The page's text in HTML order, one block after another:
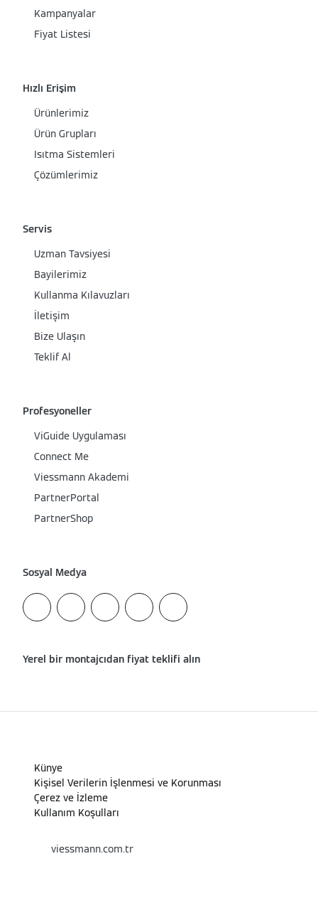
Kampanyalar
Fiyat Listesi
Hızlı Erişim
Ürünlerimiz
Ürün Grupları
Isıtma Sistemleri
Çözümlerimiz
Servis
Uzman Tavsiyesi
Bayilerimiz
Kullanma Kılavuzları
İletişim
Bize Ulaşın
Teklif Al
Profesyoneller
ViGuide Uygulaması
Connect Me
Viessmann Akademi
PartnerPortal
PartnerShop
Sosyal Medya
Yerel bir montajcıdan fiyat teklifi alın
Künye
Kişisel Verilerin İşlenmesi ve Korunması
Çerez ve İzleme
Kullanım Koşulları
viessmann.com.tr